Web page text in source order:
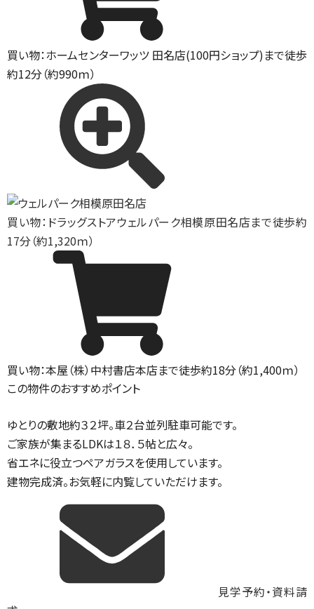
買い物：ホームセンターワッツ 田名店(100円ショップ)まで徒歩
約12分（約990ｍ）
買い物：ドラッグストアウェルパーク相模原田名店まで徒歩約
17分（約1,320ｍ）
買い物：本屋 （株）中村書店本店まで徒歩約18分（約1,400ｍ）
この物件のおすすめポイント
ゆとりの敷地約３２坪。車２台並列駐車可能です。
ご家族が集まるLDKは１８．５帖と広々。
省エネに役立つペアガラスを使用しています。
建物完成済。お気軽に内覧していただけます。
見学予約・資料請